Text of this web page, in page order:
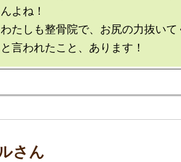
んよね！
わたしも整骨院で、お尻の力抜いて
さん